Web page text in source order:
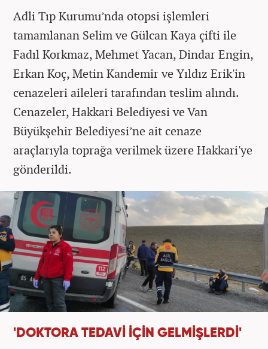
Adli Tıp Kurumu’nda otopsi işlemleri
tamamlanan Selim ve Gülcan Kaya çifti ile
Fadıl Korkmaz, Mehmet Yacan, Dindar Engin,
Erkan Koç, Metin Kandemir ve Yıldız Erik'in
cenazeleri aileleri tarafından teslim alındı.
Cenazeler, Hakkari Belediyesi ve Van
Büyükşehir Belediyesi’ne ait cenaze
araçlarıyla toprağa verilmek üzere Hakkari'ye
gönderildi.
'DOKTORA TEDAVİ İÇİN GELMİŞLERDİ'